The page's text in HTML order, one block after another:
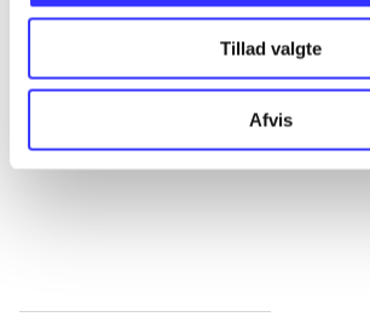
Tillad valgte
Afvis
...
...
...